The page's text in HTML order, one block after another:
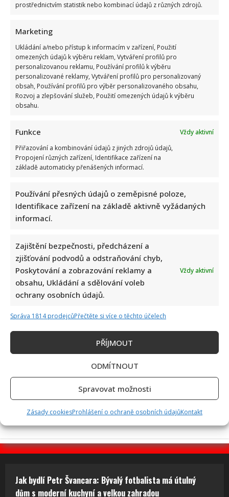
prostřednictvím statistik nebo kombinací údajů z různých zdrojů.
Marketing
Ukládání a/nebo přístup k informacím v zařízení, Použití
omezených údajů k výběru reklam, Vytváření profilů pro
personalizovanou reklamu, Používání profilů k výběru
personalizované reklamy, Vytváření profilů pro personalizovaný
obsah, Používání profilů pro výběr personalizovaného obsahu,
Rozvoj a zlepšování služeb, Použití omezených údajů k výběru
obsahu.
Funkce
Vždy aktivní
Přiřazování a kombinování údajů z jiných zdrojů údajů,
Propojení různých zařízení, Identifikace zařízení na
základě automaticky přenášených informací.
Používání přesných údajů o zeměpisné poloze,
Identifikace zařízení na základě aktivně vyžádaných
informací.
Zajištění bezpečnosti, předcházení a
zjišťování podvodů a odstraňování chyb,
Poskytování a zobrazování reklamy a
obsahu, Ukládání a sdělování voleb
ochrany osobních údajů.
Vždy aktivní
Správa 1814 prodejcůPřečtěte si více o těchto účelech
PŘÍJMOUT
ODMÍTNOUT
Spravovat možnosti
Zásady cookiesProhlášení o ochraně osobních údajůKontakt
Velký návrat Ordinace v růžové zahradě 2: Seriál bude znovu
vysílat i TV Nova
Komedie Na samotě u lesa slaví 50 let: Příběhy z jejího
Skutečná jména slavných českých osobností: Michal David i
Marek Ztracený učinili dobré rozhodnutí
Test znalostí přírodopisu ze 7. třídy základní školy: 10
otázek ukáže, kdo dával pozor
Jak bydlí Petr Švancara: Bývalý fotbalista má útulný
dům s moderní kuchyní a velkou zahradou